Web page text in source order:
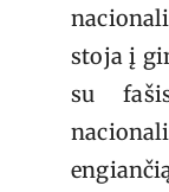
stoja į
su